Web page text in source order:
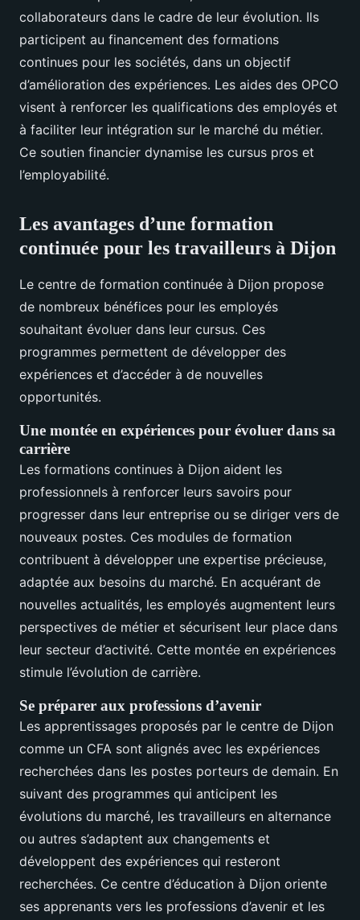
collaborateurs dans le cadre de leur évolution. Ils
participent au financement des formations
continues pour les sociétés, dans un objectif
d’amélioration des expériences. Les aides des OPCO
visent à renforcer les qualifications des employés et
à faciliter leur intégration sur le marché du métier.
Ce soutien financier dynamise les cursus pros et
l’employabilité.
Les avantages d’une formation
continuée pour les travailleurs à Dijon
Le centre de formation continuée à Dijon propose
de nombreux bénéfices pour les employés
souhaitant évoluer dans leur cursus. Ces
programmes permettent de développer des
expériences et d’accéder à de nouvelles
opportunités.
Une montée en expériences pour évoluer dans sa
carrière
Les formations continues à Dijon aident les
professionnels à renforcer leurs savoirs pour
progresser dans leur entreprise ou se diriger vers de
nouveaux postes. Ces modules de formation
contribuent à développer une expertise précieuse,
adaptée aux besoins du marché. En acquérant de
nouvelles actualités, les employés augmentent leurs
perspectives de métier et sécurisent leur place dans
leur secteur d’activité. Cette montée en expériences
stimule l’évolution de carrière.
Se préparer aux professions d’avenir
Les apprentissages proposés par le centre de Dijon
comme un CFA sont alignés avec les expériences
recherchées dans les postes porteurs de demain. En
suivant des programmes qui anticipent les
évolutions du marché, les travailleurs en alternance
ou autres s’adaptent aux changements et
développent des expériences qui resteront
recherchées. Ce centre d’éducation à Dijon oriente
ses apprenants vers les professions d’avenir et les